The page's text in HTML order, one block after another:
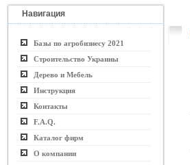
Навигация
Базы по агробизнесу 2021
Строительство Украины
Дерево и Мебель
Инструкция
Контакты
F.A.Q.
Каталог фирм
О компании